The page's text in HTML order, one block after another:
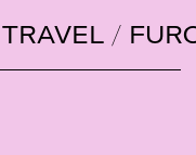
TRAVEL